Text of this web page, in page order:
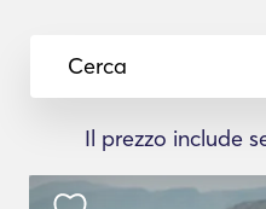
Cerca
Il prezzo include